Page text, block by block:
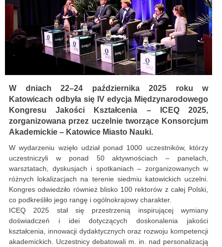
W dniach 22–24 października 2025 roku w
Katowicach odbyła się IV edycja Międzynarodowego
Kongresu Jakości Kształcenia – ICEQ 2025,
zorganizowana przez uczelnie tworzące Konsorcjum
Akademickie – Katowice Miasto Nauki.
W wydarzeniu wzięło udział ponad 1000 uczestników, którzy
uczestniczyli w ponad 50 aktywnościach – panelach,
warsztatach, dyskusjach i spotkaniach – zorganizowanych w
różnych lokalizacjach na terenie siedmiu katowickich uczelni.
Kongres odwiedziło również blisko 100 rektorów z całej Polski,
co podkreśliło jego rangę i ogólnokrajowy charakter.
ICEQ 2025 stał się przestrzenią inspirującej wymiany
doświadczeń i idei dotyczących doskonalenia jakości
kształcenia, innowacji dydaktycznych oraz rozwoju kompetencji
akademickich. Uczestnicy debatowali m. in. nad personalizacją